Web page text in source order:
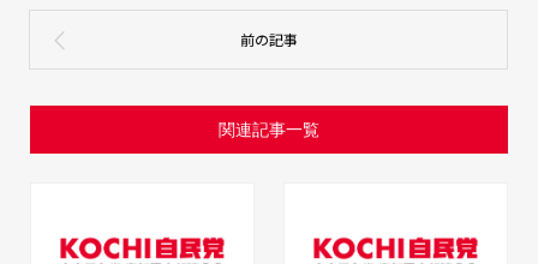
関連記事一覧